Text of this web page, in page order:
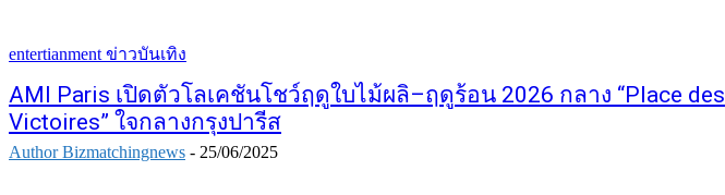
entertianment ข่าวบันเทิง
AMI Paris เปิดตัวโลเคชันโชว์ฤดูใบไม้ผลิ–ฤดูร้อน 2026 กลาง “Place des
Victoires” ใจกลางกรุงปารีส
Author Bizmatchingnews - 25/06/2025